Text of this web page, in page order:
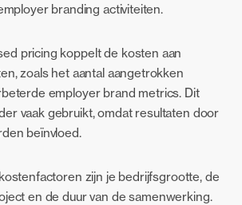
branding activiteiten.
pricing koppelt de kosten aan
zoals het aantal aangetrokken
employer brand metrics. Dit
vaak gebruikt, omdat resultaten door
beïnvloed.
zijn je bedrijfsgrootte, de
en de duur van de samenwerking.